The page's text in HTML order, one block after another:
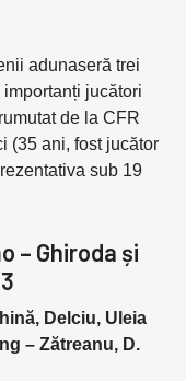
adunaseră trei
jucători
de la CFR
(35 ani, fost jucător
sub 19
– Ghiroda și
Delciu, Uleia
– Zătreanu, D.